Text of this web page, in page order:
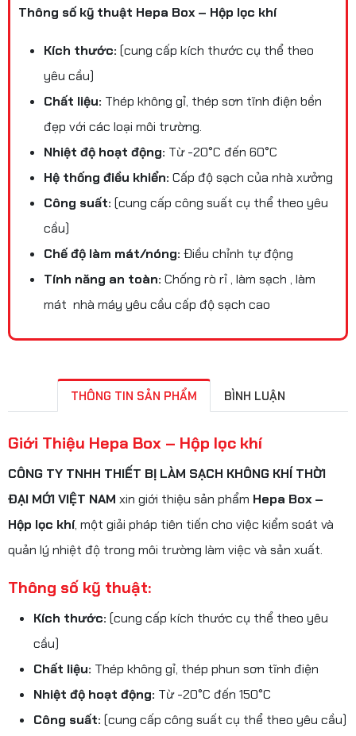
Thông số kỹ thuật Hepa Box – Hộp lọc khí
Kích thước: (cung cấp kích thước cụ thể theo
yêu cầu)
Chất liệu: Thép không gỉ, thép sơn tĩnh điện bền
đẹp với các loại môi trường.
Nhiệt độ hoạt động: Từ -20°C đến 60°C
Hệ thống điều khiển: Cấp độ sạch của nhà xưởng
Công suất: (cung cấp công suất cụ thể theo yêu
cầu)
Chế độ làm mát/nóng: Điều chỉnh tự động
Tính năng an toàn: Chống rò rỉ , làm sạch , làm
mát nhà máy yêu cầu cấp độ sạch cao
THÔNG TIN SẢN PHẨM BÌNH LUẬN
Giới Thiệu Hepa Box – Hộp lọc khí
CÔNG TY TNHH THIẾT BỊ LÀM SẠCH KHÔNG KHÍ THỜI
ĐẠI MỚI VIỆT NAM xin giới thiệu sản phẩm Hepa Box –
Hộp lọc khí, một giải pháp tiên tiến cho việc kiểm soát và
quản lý nhiệt độ trong môi trường làm việc và sản xuất.
Thông số kỹ thuật:
Kích thước: (cung cấp kích thước cụ thể theo yêu
cầu)
Chất liệu: Thép không gỉ, thép phun sơn tĩnh điện
Nhiệt độ hoạt động: Từ -20°C đến 150°C
Công suất: (cung cấp công suất cụ thể theo yêu cầu)